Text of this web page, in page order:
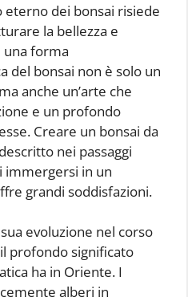
eterno dei bonsai risiede
la bellezza e
una forma
del bonsai non è solo un
anche un’arte che
e un profondo
Creare un bonsai da
nei passaggi
in un
grandi soddisfazioni.
evoluzione nel corso
profondo significato
ha in Oriente. I
alberi in